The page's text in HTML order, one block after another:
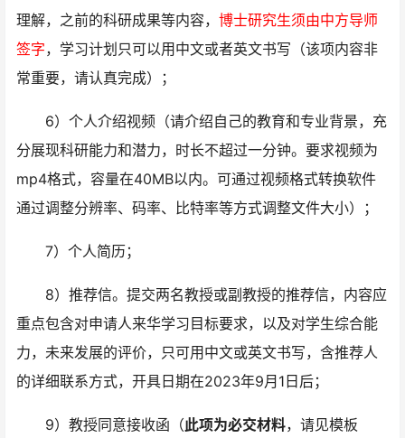
理解，之前的科研成果等内容， 博士研究生须由中方导师
签字，学习计划只可以用中文或者英文书写（该项内容非
常重要，请认真完成）；
6）个人介绍视频（请介绍自己的教育和专业背景，充
分展现科研能力和潜力，时长不超过一分钟。要求视频为
mp4格式，容量在40MB以内。可通过视频格式转换软件
通过调整分辨率、码率、比特率等方式调整文件大小）；
7）个人简历；
8）推荐信。提交两名教授或副教授的推荐信，内容应
重点包含对申请人来华学习目标要求，以及对学生综合能
力，未来发展的评价，只可用中文或英文书写，含推荐人
的详细联系方式，开具日期在2023年9月1日后；
9）教授同意接收函（此项为必交材料，请见模板